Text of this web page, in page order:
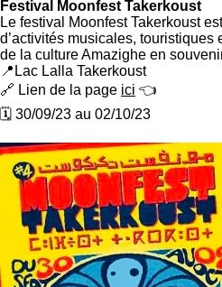
Festival Moonfest Takerkoust
Le festival Moonfest Takerkoust
d’activités musicales,
de la culture Amazighe en
📍Lac Lalla Takerkoust
🔗 Lien de la page ici 👈
🗓️ 30/09/23 au 02/10/23